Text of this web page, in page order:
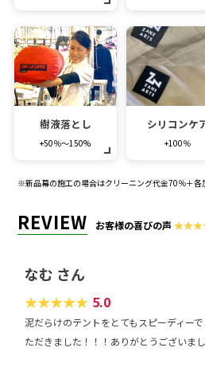
樹液落とし
+50％～150%
シリコンケ
+100％
※新品幕の施工の場合はクリーニング代金70％＋各
REVIEW お客様の喜びの声
なむ さん
★★★★★ 5.0
泥だらけのテントをとてもスピーディー
ただきました！！！ありがとうございまし